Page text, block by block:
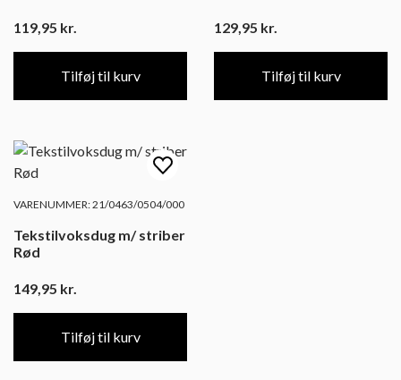
119,95 kr.
Tilføj til kurv
129,95 kr.
Tilføj til kurv
VARENUMMER: 21/0463/0504/000
Tekstilvoksdug m/ striber
Rød
149,95 kr.
Tilføj til kurv